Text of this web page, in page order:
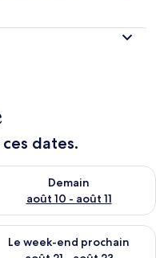
dates.
9 - août 10
Demain
août 10 - août 11
la disponibilité pour
août 14 - août 16
Le week-end prochain
la disponibilité pour